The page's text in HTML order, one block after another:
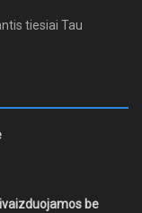
tiesiai Tau
be